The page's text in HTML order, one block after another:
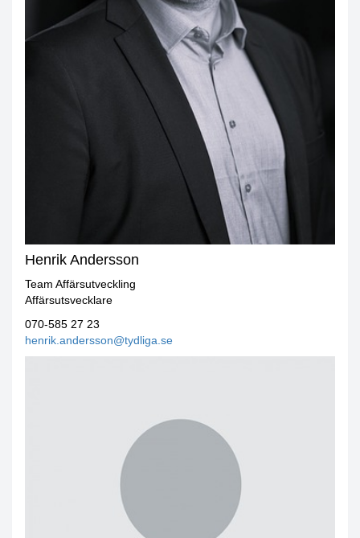
Henrik Andersson
Team Affärsutveckling
Affärsutsvecklare
070-585 27 23
henrik.andersson@tydliga.se